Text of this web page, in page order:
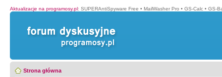
Aktualizacje na programosy.pl: SUPERAntiSpyware Free • MailWasher Pro • GS-Calc • GS-
Strona główna